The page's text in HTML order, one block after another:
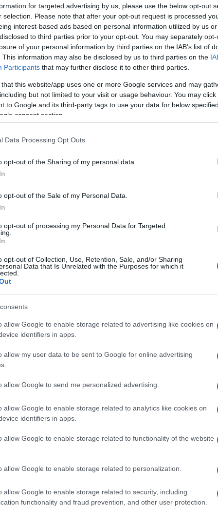
for targeted advertising by us, please use the below opt-out
selection. Please note that after your opt-out request is processed
interest-based ads based on personal information utilized by us
to third parties prior to your opt-out. You may separately
of your personal information by third parties on the IAB’s list of
This information may also be disclosed by us to third parties on the
Participants that may further disclose it to other third parties.
that this website/app uses one or more Google services and may
but not limited to your visit or usage behaviour. You may
to Google and its third-party tags to use your data for below
consent section.
Data Processing Opt Outs
opt-out of the Sharing of my personal data.
opt-out of the Sale of my Personal Data.
opt-out of processing my Personal Data for Targeted
opt-out of Collection, Use, Retention, Sale, and/or Sharing
Data that Is Unrelated with the Purposes for which it
allow Google to enable storage related to advertising like cookies on
identifiers in apps.
allow my user data to be sent to Google for online advertising
allow Google to send me personalized advertising.
allow Google to enable storage related to analytics like cookies on
identifiers in apps.
allow Google to enable storage related to functionality of the website
allow Google to enable storage related to personalization.
allow Google to enable storage related to security, including
functionality and fraud prevention, and other user protection.
Stellantis – Leapmotor: Νέο
με την Opel
ανακοίνωσαν ότι εξετάζουν την επέκταση της στρατηγικής
μιας σειράς πρωτοβουλιών που αποσκοπούν στην
επιτυχίας της...
για την Stellantis – Έμφαση σε 4
την οποία οι ισορροπίες στην παγκόσμια
δυνάμεων με σαφές...
12% στις παγκόσμιες παραδόσεις
2026 με ισχυρή δυναμική, καταγράφοντας σημαντική άνοδο
οχημάτων στο α΄ τρίμηνο, σε μια περίοδο που η αγορά...
στο Σαλόνι Παρισιού
θα πραγματοποιηθεί φέτος μία από τις
της αυτοκινητοβιομηχανίας, η 91η Διεθνής Έκθεση
επενδυτικών σχέσεων στη
(Head of Investor Relations), με άμεση ισχύ και θα αναφέρεται
ευρώ για την Stellantis το 2025